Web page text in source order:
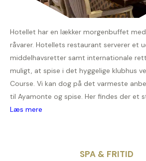
Hotellet har en lækker morgenbuffet
råvarer. Hotellets restaurant serverer et
middelhavsretter samt internationale
muligt, at spise i det hyggelige klubhus
Course. Vi kan dog på det varmeste
til Ayamonte og spise. Her findes der et
Læs mere
SPA & FRITID